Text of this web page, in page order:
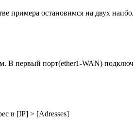
примера остановимся на двух
В первый порт(ether1-WAN)
в [IP] > [Adresses]